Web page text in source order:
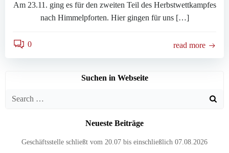
Am 23.11. ging es für den zweiten Teil des Herbstwettkampfes
nach Himmelpforten. Hier gingen für uns […]
0 read more
Suchen in Webseite
Search
Neueste Beiträge
Geschäftsstelle schließt vom 20.07 bis einschließlich 07.08.2026